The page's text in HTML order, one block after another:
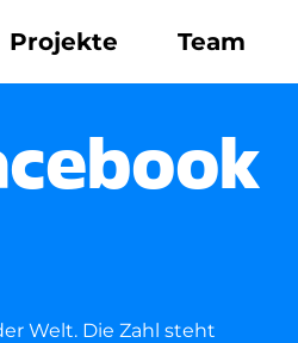
Projekte Team
Welt. Die Zahl steht